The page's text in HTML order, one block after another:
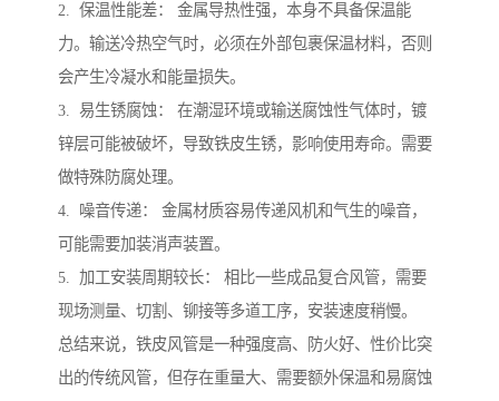
2. 保温性能差： 金属导热性强，本身不具备保温能
力。输送冷热空气时，必须在外部包裹保温材料，否则
会产生冷凝水和能量损失。
3. 易生锈腐蚀： 在潮湿环境或输送腐蚀性气体时，镀
锌层可能被破坏，导致铁皮生锈，影响使用寿命。需要
做特殊防腐处理。
4. 噪音传递： 金属材质容易传递风机和气生的噪音，
可能需要加装消声装置。
5. 加工安装周期较长： 相比一些成品复合风管，需要
现场测量、切割、铆接等多道工序，安装速度稍慢。
总结来说，铁皮风管是一种强度高、防火好、性价比突
出的传统风管，但存在重量大、需要额外保温和易腐蚀